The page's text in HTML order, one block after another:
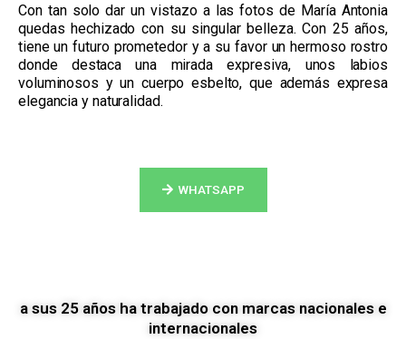
Con tan solo dar un vistazo a las fotos de María Antonia
quedas hechizado con su singular belleza. Con 25 años,
tiene un futuro prometedor y a su favor un hermoso rostro
donde destaca una mirada expresiva, unos labios
voluminosos y un cuerpo esbelto, que además expresa
elegancia y naturalidad.
WHATSAPP
a sus 25 años ha trabajado con marcas nacionales e
internacionales